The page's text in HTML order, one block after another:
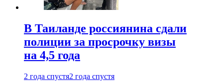
В Таиланде россиянина сдали
полиции за просрочку визы
на 4,5 года
2 года спустя2 года спустя